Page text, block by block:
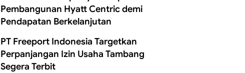
Pembangunan Hyatt Centric demi
Pendapatan Berkelanjutan
PT Freeport Indonesia Targetkan
Perpanjangan Izin Usaha Tambang
Segera Terbit